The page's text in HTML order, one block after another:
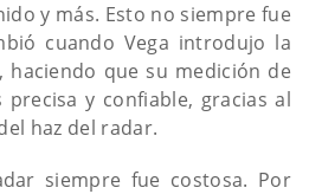
y más. Esto no siempre fue
cuando Vega introdujo la
, haciendo que su medición de
y confiable, gracias al
haz del radar.
siempre fue costosa. Por